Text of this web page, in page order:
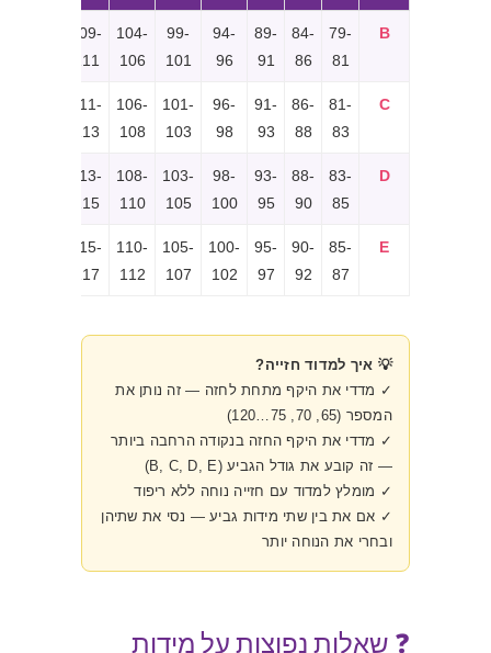
B
79-
81
84-
86
89-
91
94-
96
99-
101
104-
106
109-
111
C
81-
83
86-
88
91-
93
96-
98
101-
103
106-
108
111-
113
D
83-
85
88-
90
93-
95
98-
100
103-
105
108-
110
113-
115
E
85-
87
90-
92
95-
97
100-
102
105-
107
110-
112
115-
117
💡 איך למדוד חזייה?
✓ מדדי את היקף מתחת לחזה — זה נותן את
המספר (65, 70, 75…120)
✓ מדדי את היקף החזה בנקודה הרחבה ביותר
— זה קובע את גודל הגביע (B, C, D, E)
✓ מומלץ למדוד עם חזייה נוחה ללא ריפוד
✓ אם את בין שתי מידות גביע — נסי את שתיהן
ובחרי את הנוחה יותר
❓ שאלות נפוצות על מידות